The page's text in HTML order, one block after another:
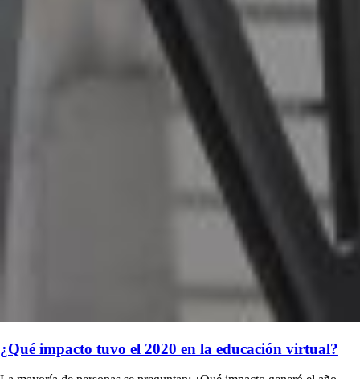
¿Qué impacto tuvo el 2020 en la educación virtual?